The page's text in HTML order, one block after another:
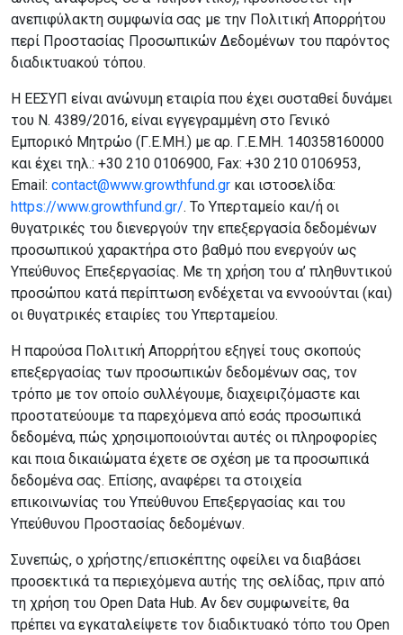
ανεπιφύλακτη συμφωνία σας με την Πολιτική Απορρήτου
περί Προστασίας Προσωπικών Δεδομένων του παρόντος
διαδικτυακού τόπου.
H EEΣΥΠ είναι ανώνυμη εταιρία που έχει συσταθεί δυνάμει
του Ν. 4389/2016, είναι εγγεγραμμένη στο Γενικό
Εμπορικό Μητρώο (Γ.Ε.ΜΗ.) με αρ. Γ.Ε.ΜΗ. 140358160000
και έχει τηλ.: +30 210 0106900, Fax: +30 210 0106953,
Email: contact@www.growthfund.gr και ιστοσελίδα:
https://www.growthfund.gr/. Το Υπερταμείο και/ή οι
θυγατρικές του διενεργούν την επεξεργασία δεδομένων
προσωπικού χαρακτήρα στο βαθμό που ενεργούν ως
Υπεύθυνος Επεξεργασίας. Με τη χρήση του α’ πληθυντικού
προσώπου κατά περίπτωση ενδέχεται να εννοούνται (και)
οι θυγατρικές εταιρίες του Υπερταμείου.
Η παρούσα Πολιτική Απορρήτου εξηγεί τους σκοπούς
επεξεργασίας των προσωπικών δεδομένων σας, τον
τρόπο με τον οποίο συλλέγουμε, διαχειριζόμαστε και
προστατεύουμε τα παρεχόμενα από εσάς προσωπικά
δεδομένα, πώς χρησιμοποιούνται αυτές οι πληροφορίες
και ποια δικαιώματα έχετε σε σχέση με τα προσωπικά
δεδομένα σας. Επίσης, αναφέρει τα στοιχεία
επικοινωνίας του Υπεύθυνου Επεξεργασίας και του
Υπεύθυνου Προστασίας δεδομένων.
Συνεπώς, ο χρήστης/επισκέπτης οφείλει να διαβάσει
προσεκτικά τα περιεχόμενα αυτής της σελίδας, πριν από
τη χρήση του Open Data Hub. Αν δεν συμφωνείτε, θα
πρέπει να εγκαταλείψετε τον διαδικτυακό τόπο του Open